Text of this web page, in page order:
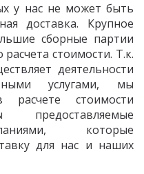
у нас не может быть
доставка. Крупное
сборные партии
стоимости. Т.к.
деятельности
услугами, мы
стоимости
которые
для нас и наших